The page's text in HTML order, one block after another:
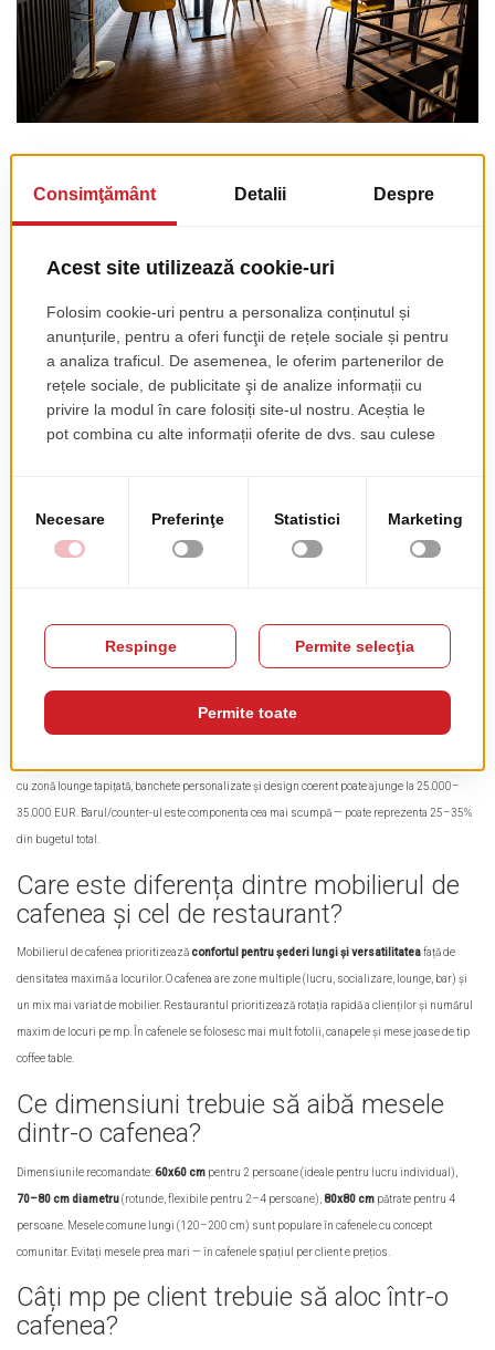
Cateva lucruri de evitat
modele da personalitate, peste 4 modele arata haotic. Tapiterie deschisa fara protectie anti-
Investitie vs rezultat
O cafenea de 40-50 locuri, mobilata complet cu mobilier de calitate buna, costa orientativ intre
12.000 si 30.000 euro, in functie de stilul ales si nivelul de personalizare. Daca vrei sa
Întrebări frecvente despre
Cât costă mobilierul pentru o cafenea de
40–50 de locuri?
O cafenea de 40–50 de locuri, mobilată complet cu mobilier de calitate bună, costă orientativ
12.000–30.000 EUR, în funcție de stilul ales și nivelul de personalizare. Un coffee shop
cu zonă lounge tapițată, banchete personalizate și design coerent poate ajunge la 25.000–
35.000 EUR. Barul/counter-ul este componenta cea mai scumpă — poate reprezenta 25–35%
din bugetul total.
Care este diferența dintre mobilierul de
cafenea și cel de restaurant?
Mobilierul de cafenea prioritizeazăconfortul pentru șederi lungi și versatilitateafață de
densitatea maximă a locurilor. O cafenea are zone multiple (lucru, socializare, lounge, bar) și
un mix mai variat de mobilier. Restaurantul prioritizează rotația rapidă a clienților și numărul
maxim de locuri pe mp. În cafenele se folosesc mai mult fotolii, canapele și mese joase de tip
coffee table.
Ce dimensiuni trebuie să aibă mesele
dintr-o cafenea?
Dimensiunile recomandate:60x60 cm pentru 2 persoane (ideale pentru lucru individual),
70–80 cm diametru(rotunde, flexibile pentru 2–4 persoane), 80x80 cm pătrate pentru 4
persoane. Mesele comune lungi (120–200 cm) sunt populare în cafenele cu concept
comunitar. Evitați mesele prea mari — în cafenele spațiul per client e prețios.
Câți mp pe client trebuie să aloc într-o
cafenea?